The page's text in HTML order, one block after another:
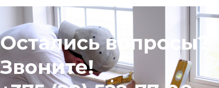
Остались вопросы?
Звоните!